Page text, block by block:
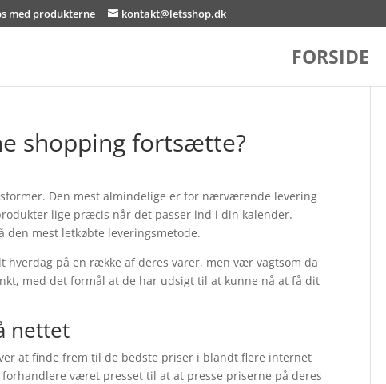
med produkterne kontakt@letsshop.dk
FORSIDE
shopping fortsætte?
Den mest almindelige er for nærværende levering
lige præcis når det passer ind i din kalender.
den mest letkøbte leveringsmetode.
hverdag på en række af deres varer, men vær vagtsom da
med det formål at de har udsigt til at kunne nå at få dit
nettet
at finde frem til de bedste priser i blandt flere internet
været presset til at at presse priserne på deres